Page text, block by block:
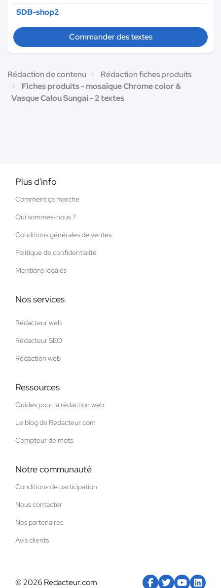
SDB-shop2
Commander des textes
Rédaction de contenu
Rédaction fiches produits
Fiches produits - mosaïque Chrome color &
Vasque Calou Sungai - 2 textes
Plus d'info
Comment ça marche
Qui sommes-nous ?
Conditions générales de ventes
Politique de confidentialité
Mentions légales
Nos services
Rédacteur web
Rédacteur SEO
Rédaction web
Ressources
Guides pour la rédaction web
Le blog de Redacteur.com
Compteur de mots
Notre communauté
Conditions de participation
Nous contacter
Nos partenaires
Avis clients
© 2026 Redacteur.com